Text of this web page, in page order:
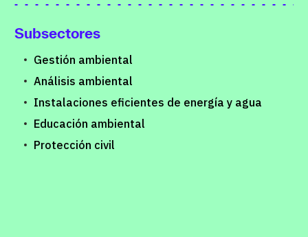
Subsectores
Gestión ambiental
Análisis ambiental
Instalaciones eficientes de energía y agua
Educación ambiental
Protección civil